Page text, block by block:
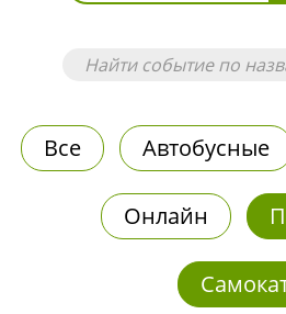
Все Автобусные
Онлайн